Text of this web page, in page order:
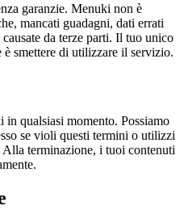
garanzie. Menuki non è
mancati guadagni, dati errati
da terze parti. Il tuo unico
smettere di utilizzare il servizio.
qualsiasi momento. Possiamo
se violi questi termini o utilizzi
terminazione, i tuoi contenuti